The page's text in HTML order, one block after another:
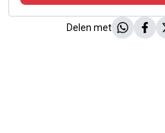
Delen met